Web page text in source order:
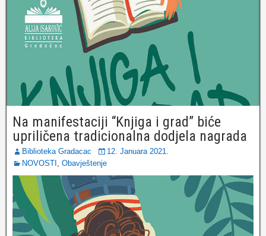
Na manifestaciji “Knjiga i grad” biće
upriličena tradicionalna dodjela nagrada
Biblioteka Gradacac
12. Januara 2021.
NOVOSTI , Obavještenje